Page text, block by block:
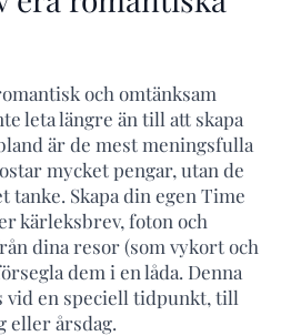
och omtänksam
leta längre än till att skapa
är de mest meningsfulla
mycket pengar, utan de
tanke. Skapa din egen Time
kärleksbrev, foton och
dina resor (som vykort och
dem i en låda. Denna
vid en speciell tidpunkt, till
eller årsdag.